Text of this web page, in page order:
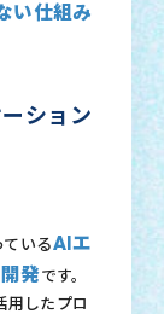
い仕組み
ション
いるAIエ
発です。
用したプロ